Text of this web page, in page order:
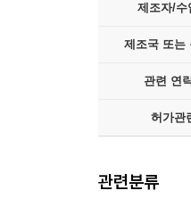
제조자/수
제조국 또는
관련 연
허가관
관련분류